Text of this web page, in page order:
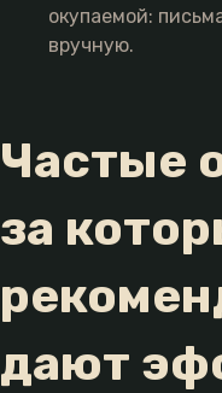
окупаемой:
вручную.
Частые
за
дают